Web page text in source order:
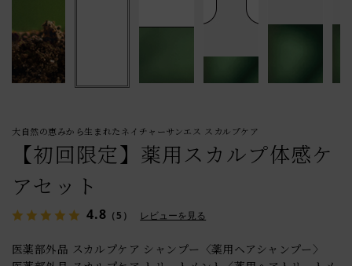
大自然の恵みから生まれたネイチャーサンエス スカルプケア
【初回限定】薬用スカルプ体感ケ
アセット
4.8 （5） レビューを見る
医薬部外品 スカルプケア シャンプー〈薬用ヘアシャンプー〉